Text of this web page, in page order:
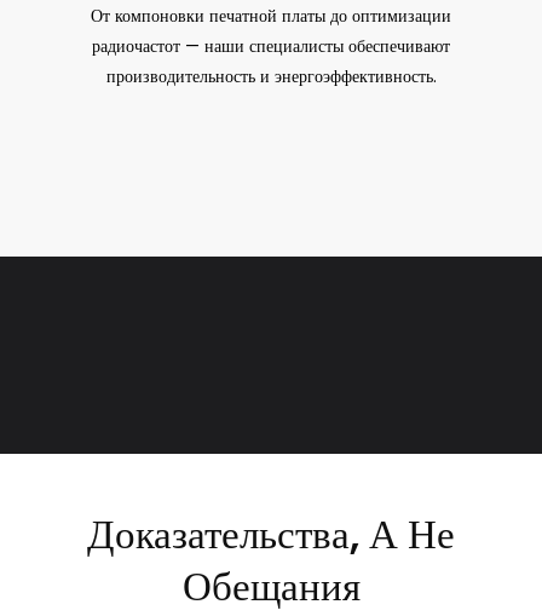
От компоновки печатной платы до оптимизации
радиочастот — наши специалисты обеспечивают
производительность и энергоэффективность.
Доказательства, А Не
Обещания